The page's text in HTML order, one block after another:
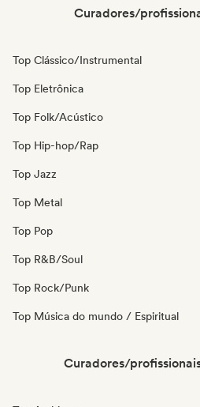
Curadores/
Top Clássico/Instrumental
Top Eletrônica
Top Folk/Acústico
Top Hip-hop/Rap
Top Jazz
Top Metal
Top Pop
Top R&B/Soul
Top Rock/Punk
Top Música do mundo / Espiritual
Curadores/